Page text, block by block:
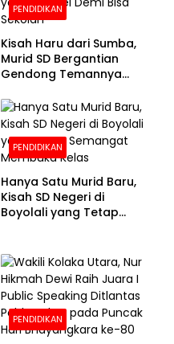
PENDIDIKAN
Kisah Haru dari Sumba,
Murid SD Bergantian
Gendong Temannya
Sekolah
PENDIDIKAN
Hanya Satu Murid Baru,
Kisah SD Negeri di
Boyolali yang Tetap
PENDIDIKAN